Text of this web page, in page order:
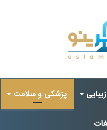
زیبایی پزشکی و سلامت